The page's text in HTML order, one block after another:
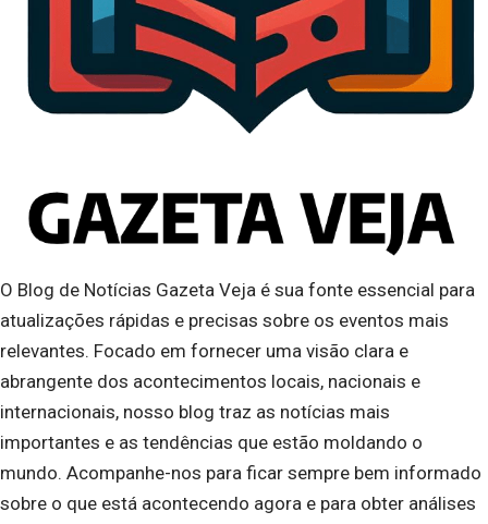
O Blog de Notícias Gazeta Veja é sua fonte essencial para
atualizações rápidas e precisas sobre os eventos mais
relevantes. Focado em fornecer uma visão clara e
abrangente dos acontecimentos locais, nacionais e
internacionais, nosso blog traz as notícias mais
importantes e as tendências que estão moldando o
mundo. Acompanhe-nos para ficar sempre bem informado
sobre o que está acontecendo agora e para obter análises